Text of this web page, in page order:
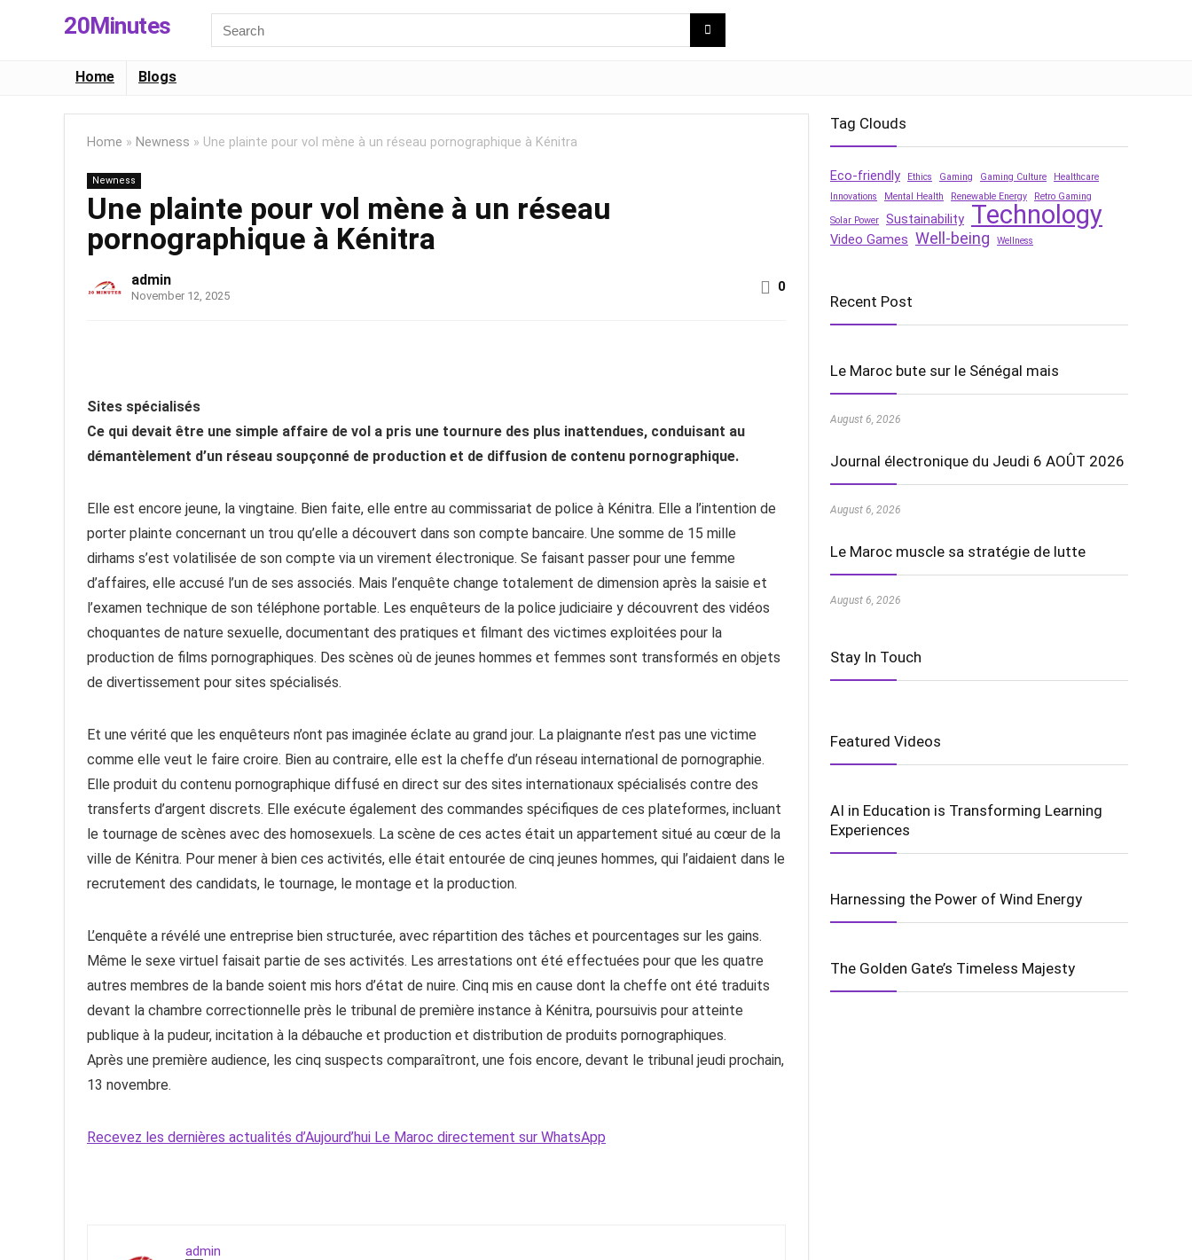
20Minutes
for:
Home Blogs
Home » Newness » Une plainte pour vol mène à un réseau pornographique à Kénitra
Newness
Une plainte pour vol mène à un réseau
pornographique à Kénitra
admin
November 12, 2025
0
Sites spécialisés
Ce qui devait être une simple affaire de vol a pris une tournure des plus inattendues, conduisant au
démantèlement d’un réseau soupçonné de production et de diffusion de contenu pornographique.
Elle est encore jeune, la vingtaine. Bien faite, elle entre au commissariat de police à Kénitra. Elle a l’intention de
porter plainte concernant un trou qu’elle a découvert dans son compte bancaire. Une somme de 15 mille
dirhams s’est volatilisée de son compte via un virement électronique. Se faisant passer pour une femme
d’affaires, elle accusé l’un de ses associés. Mais l’enquête change totalement de dimension après la saisie et
l’examen technique de son téléphone portable. Les enquêteurs de la police judiciaire y découvrent des vidéos
choquantes de nature sexuelle, documentant des pratiques et filmant des victimes exploitées pour la
production de films pornographiques. Des scènes où de jeunes hommes et femmes sont transformés en objets
de divertissement pour sites spécialisés.
Et une vérité que les enquêteurs n’ont pas imaginée éclate au grand jour. La plaignante n’est pas une victime
comme elle veut le faire croire. Bien au contraire, elle est la cheffe d’un réseau international de pornographie.
Elle produit du contenu pornographique diffusé en direct sur des sites internationaux spécialisés contre des
transferts d’argent discrets. Elle exécute également des commandes spécifiques de ces plateformes, incluant
le tournage de scènes avec des homosexuels. La scène de ces actes était un appartement situé au cœur de la
ville de Kénitra. Pour mener à bien ces activités, elle était entourée de cinq jeunes hommes, qui l’aidaient dans le
recrutement des candidats, le tournage, le montage et la production.
L’enquête a révélé une entreprise bien structurée, avec répartition des tâches et pourcentages sur les gains.
Même le sexe virtuel faisait partie de ses activités. Les arrestations ont été effectuées pour que les quatre
autres membres de la bande soient mis hors d’état de nuire. Cinq mis en cause dont la cheffe ont été traduits
devant la chambre correctionnelle près le tribunal de première instance à Kénitra, poursuivis pour atteinte
publique à la pudeur, incitation à la débauche et production et distribution de produits pornographiques.
Après une première audience, les cinq suspects comparaîtront, une fois encore, devant le tribunal jeudi prochain,
13 novembre.
Recevez les dernières actualités d’Aujourd’hui Le Maroc directement sur WhatsApp
admin
Tag Clouds
Eco-friendly Ethics Gaming Gaming Culture
Healthcare
Innovations
Mental Health Renewable Energy Retro Gaming
Solar Power Sustainability Technology
Video Games Well-being Wellness
Recent Post
Le Maroc bute sur le Sénégal mais
August 6, 2026
Journal électronique du Jeudi 6 AOÛT 2026
August 6, 2026
Le Maroc muscle sa stratégie de lutte
August 6, 2026
Stay In Touch
Featured Videos
AI in Education is Transforming Learning
Experiences
Harnessing the Power of Wind Energy
The Golden Gate’s Timeless Majesty